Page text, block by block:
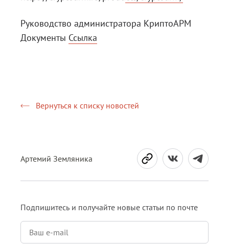
Руководство администратора КриптоАРМ
Документы Ссылка
Вернуться к списку новостей
Артемий Земляника
Подпишитесь и получайте новые статьи по почте